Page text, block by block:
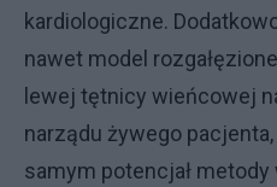
kardiologiczne.
nawet model
lewej tętnicy wieńcowej
narządu żywego
samym potencjał